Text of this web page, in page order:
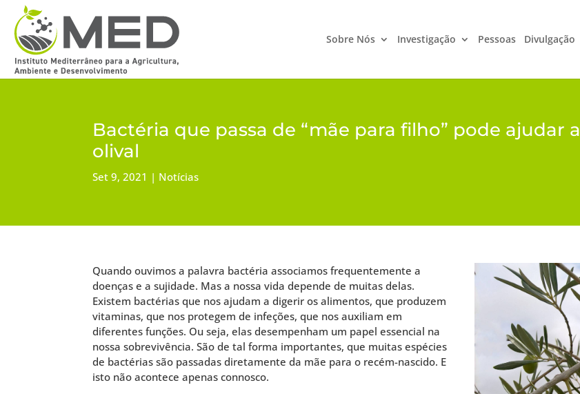
Sobre Nós Investigação Pessoas Divulgação
Bactéria que passa de “mãe para filho” pode ajudar
olival
Set 9, 2021 Notícias
Quando ouvimos a palavra bactéria associamos frequentemente a
doenças e a sujidade. Mas a nossa vida depende de muitas delas.
Existem bactérias que nos ajudam a digerir os alimentos, que produzem
vitaminas, que nos protegem de infeções, que nos auxiliam em
diferentes funções. Ou seja, elas desempenham um papel essencial na
nossa sobrevivência. São de tal forma importantes, que muitas espécies
de bactérias são passadas diretamente da mãe para o recém-nascido. E
isto não acontece apenas connosco.